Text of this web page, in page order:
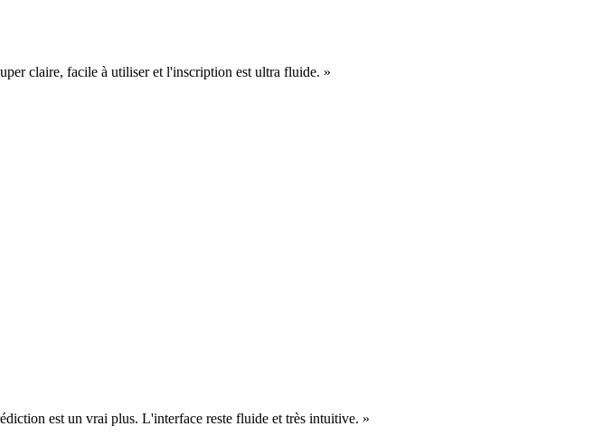
claire, facile à utiliser et l'inscription est ultra fluide. »
est un vrai plus. L'interface reste fluide et très intuitive. »